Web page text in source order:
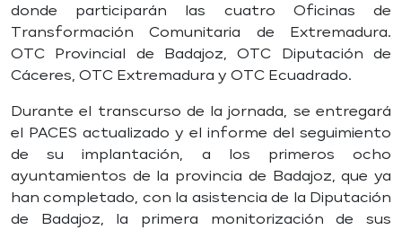
donde participarán las cuatro Oficinas de
Transformación Comunitaria de Extremadura.
OTC Provincial de Badajoz, OTC Diputación de
Cáceres, OTC Extremadura y OTC Ecuadrado.
Durante el transcurso de la jornada, se entregará
el PACES actualizado y el informe del seguimiento
de su implantación, a los primeros ocho
ayuntamientos de la provincia de Badajoz, que ya
han completado, con la asistencia de la Diputación
de Badajoz, la primera monitorización de sus